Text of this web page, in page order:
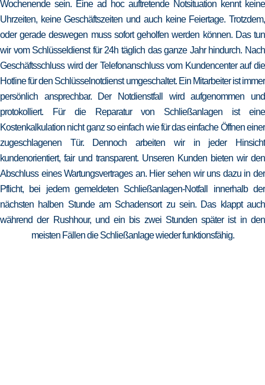
Wochenende sein. Eine ad hoc auftretende Notsituation kennt keine
Uhrzeiten, keine Geschäftszeiten und auch keine Feiertage. Trotzdem,
oder gerade deswegen muss sofort geholfen werden können. Das tun
wir vom Schlüsseldienst für 24h täglich das ganze Jahr hindurch. Nach
Geschäftsschluss wird der Telefonanschluss vom Kundencenter auf die
Hotline für den Schlüsselnotdienst umgeschaltet. Ein Mitarbeiter ist immer
persönlich ansprechbar. Der Notdienstfall wird aufgenommen und
protokolliert. Für die Reparatur von Schließanlagen ist eine
Kostenkalkulation nicht ganz so einfach wie für das einfache Öffnen einer
zugeschlagenen Tür. Dennoch arbeiten wir in jeder Hinsicht
kundenorientiert, fair und transparent. Unseren Kunden bieten wir den
Abschluss eines Wartungsvertrages an. Hier sehen wir uns dazu in der
Pflicht, bei jedem gemeldeten Schließanlagen-Notfall innerhalb der
nächsten halben Stunde am Schadensort zu sein. Das klappt auch
während der Rushhour, und ein bis zwei Stunden später ist in den
meisten Fällen die Schließanlage wieder funktionsfähig.